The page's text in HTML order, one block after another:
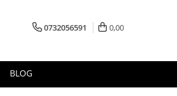
0732056591 0,00
BLOG